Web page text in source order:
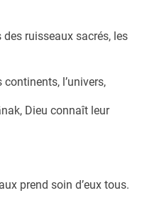
ruisseaux sacrés, les
l’univers,
Dieu connaît leur
prend soin d’eux tous.